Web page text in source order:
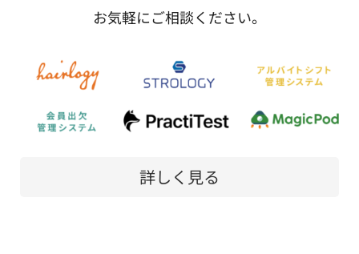
お気軽にご相談ください。
詳しく見る